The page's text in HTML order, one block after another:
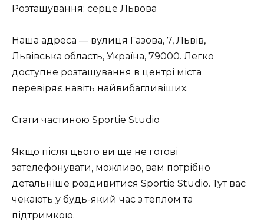
Розташування: серце Львова
Наша адреса — вулиця Газова, 7, Львів,
Львівська область, Україна, 79000. Легко
доступне розташування в центрі міста
перевіряє навіть найвибагливіших.
Стати частиною Sportie Studio
Якщо після цього ви ще не готові
зателефонувати, можливо, вам потрібно
детальніше роздивитися Sportie Studio. Тут вас
чекають у будь-який час з теплом та
підтримкою.